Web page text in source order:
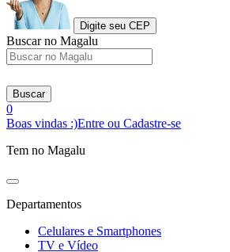
Digite seu CEP
Buscar no Magalu
Buscar
0
Boas vindas :)Entre ou Cadastre-se
Tem no Magalu
Departamentos
Celulares e Smartphones
TV e Vídeo